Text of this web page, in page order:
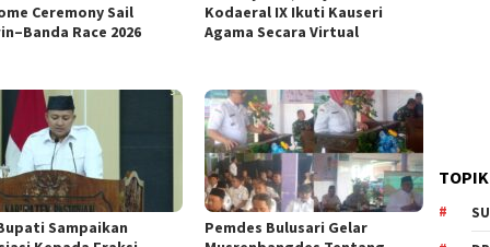
Ceremony Sail
Race 2026
Kodaeral IX Ikuti Kauseri
Agama Secara Virtual
Sampaikan
Pemdes Bulusari Gelar